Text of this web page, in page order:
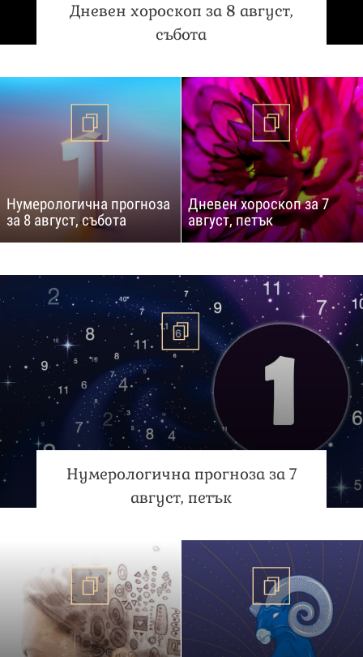
Дневен хороскоп за 8 август,
събота
Нумерологична прогноза
за 8 август, събота
Дневен хороскоп за 7
август, петък
Нумерологична прогноза за 7
август, петък